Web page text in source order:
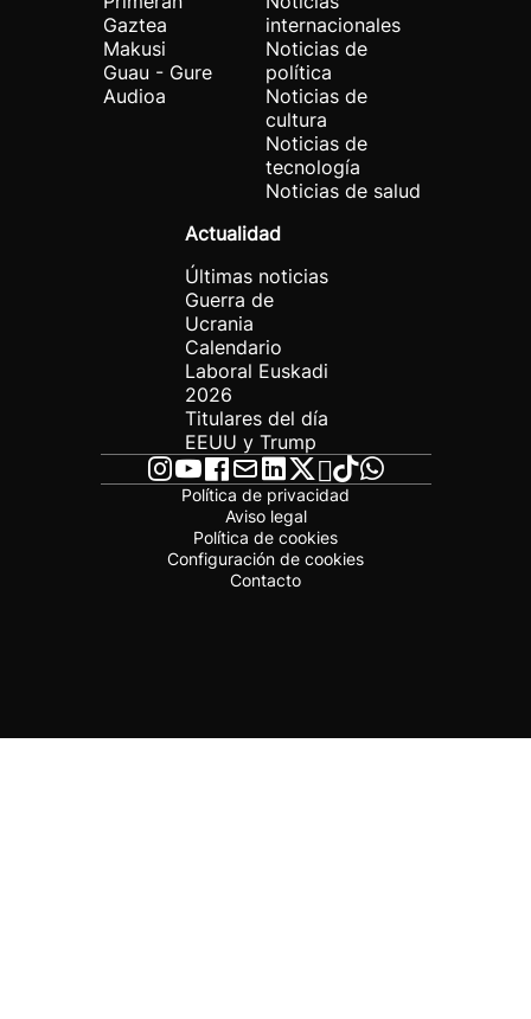
Gaztea
Makusi
Guau - Gure
Audioa
internacionales
Noticias de
política
Noticias de
cultura
Noticias de
tecnología
Noticias de salud
Actualidad
Últimas noticias
Guerra de
Ucrania
Calendario
Laboral Euskadi
2026
Titulares del día
EEUU y Trump
Política de privacidad
Aviso legal
Política de cookies
Configuración de cookies
Contacto